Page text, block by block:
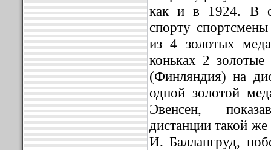
как и в 1924. В
спорту
из 4 золотых
коньках 2
(Финляндия) на
одной золотой
Эвенсен,
дистанции такой же
И. Баллангруд,